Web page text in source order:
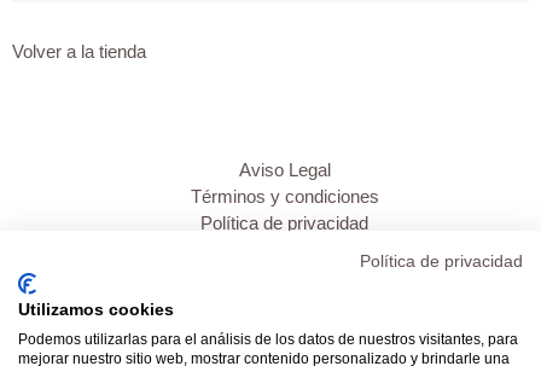
Volver a la tienda
Aviso Legal
Términos y condiciones
Política de privacidad
Mi cuenta
Política de privacidad
Utilizamos cookies
Podemos utilizarlas para el análisis de los datos de nuestros visitantes, para
mejorar nuestro sitio web, mostrar contenido personalizado y brindarle una